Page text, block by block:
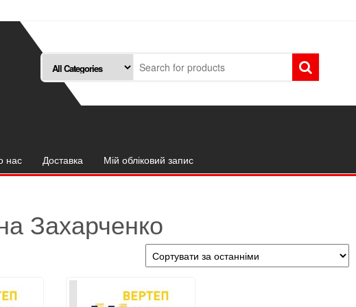
нас Доставка Мій обліковий запис
Захарченко